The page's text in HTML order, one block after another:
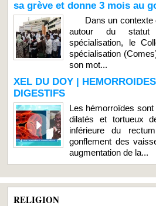
sa grève et donne 3 mois au
Dans un contexte
autour du
spécialisation, le
spécialisation
son mot...
XEL DU DOY |
DIGESTIFS
Les hémorroïdes
dilatés et tortueux
inférieure du
gonflement des
augmentation de la...
RELIGION